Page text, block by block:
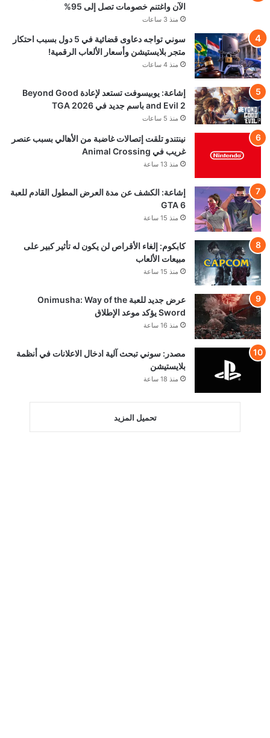
الآن واغتنم خصومات تصل إلى 95%
منذ 3 ساعات
سوني تواجه دعاوى قضائية في 5 دول بسبب احتكار
متجر بلايستيشن وأسعار الألعاب الرقمية!
منذ 4 ساعات
إشاعة: يوبيسوفت تستعد لإعادة Beyond Good
and Evil 2 باسم جديد في TGA 2026
منذ 5 ساعات
نينتندو تلقت إتصالات غاضبة من الأهالي بسبب عنصر
غريب في Animal Crossing
منذ 13 ساعة
إشاعة: الكشف عن مدة العرض المطول القادم للعبة
GTA 6
منذ 15 ساعة
كابكوم: إلغاء الأقراص لن يكون له تأثير كبير على
مبيعات الألعاب
منذ 15 ساعة
عرض جديد للعبة Onimusha: Way of the
Sword يؤكد موعد الإطلاق
منذ 16 ساعة
مصدر: سوني تبحث آلية ادخال الاعلانات في أنظمة
بلايستيشن
منذ 18 ساعة
تحميل المزيد